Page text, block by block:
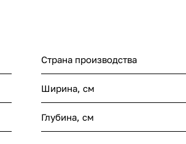
Страна производства
Ширина, см
Глубина, см